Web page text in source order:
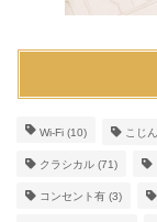
Wi-Fi (10) こじ
クラシカル (71)
コンセント有 (3)